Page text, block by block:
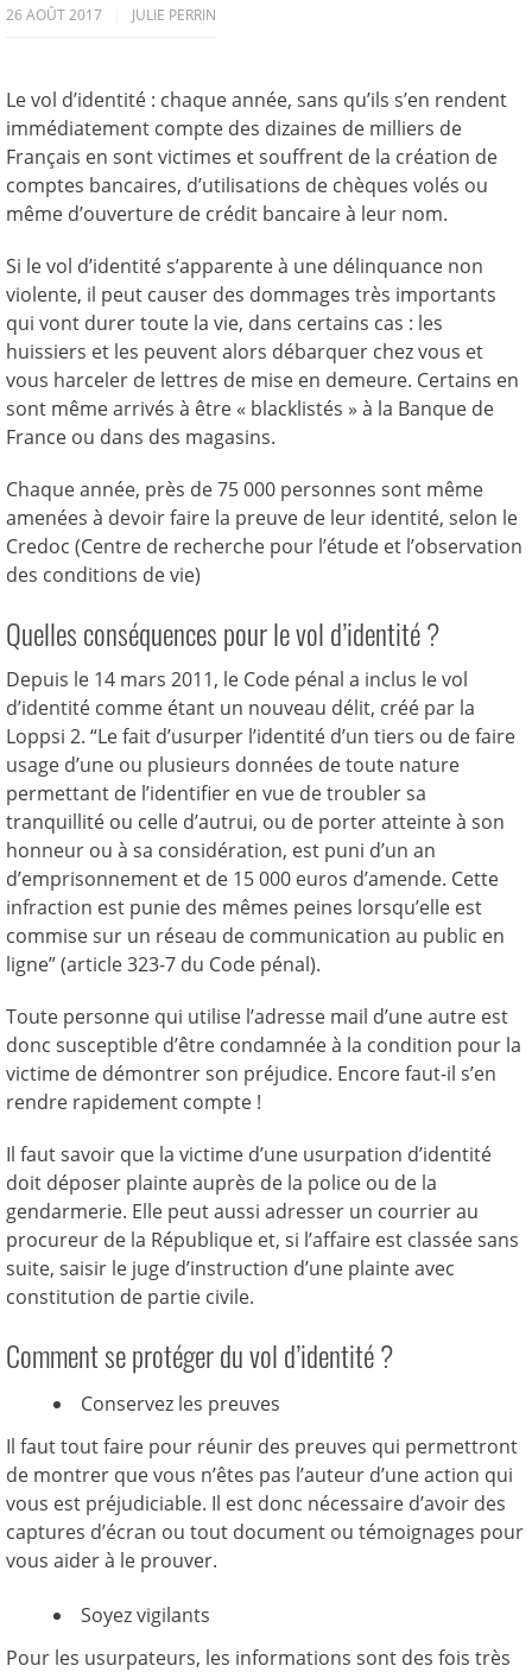
26 AOÛT 2017 JULIE PERRIN
Le vol d’identité : chaque année, sans qu’ils s’en rendent
immédiatement compte des dizaines de milliers de
Français en sont victimes et souffrent de la création de
comptes bancaires, d’utilisations de chèques volés ou
même d’ouverture de crédit bancaire à leur nom.
Si le vol d’identité s’apparente à une délinquance non
violente, il peut causer des dommages très importants
qui vont durer toute la vie, dans certains cas : les
huissiers et les peuvent alors débarquer chez vous et
vous harceler de lettres de mise en demeure. Certains en
sont même arrivés à être « blacklistés » à la Banque de
France ou dans des magasins.
Chaque année, près de 75 000 personnes sont même
amenées à devoir faire la preuve de leur identité, selon le
Credoc (Centre de recherche pour l’étude et l’observation
des conditions de vie)
Quelles conséquences pour le vol d’identité ?
Depuis le 14 mars 2011, le Code pénal a inclus le vol
d’identité comme étant un nouveau délit, créé par la
Loppsi 2. “Le fait d’usurper l’identité d’un tiers ou de faire
usage d’une ou plusieurs données de toute nature
permettant de l’identifier en vue de troubler sa
tranquillité ou celle d’autrui, ou de porter atteinte à son
honneur ou à sa considération, est puni d’un an
d’emprisonnement et de 15 000 euros d’amende. Cette
infraction est punie des mêmes peines lorsqu’elle est
commise sur un réseau de communication au public en
ligne” (article 323-7 du Code pénal).
Toute personne qui utilise l’adresse mail d’une autre est
donc susceptible d’être condamnée à la condition pour la
victime de démontrer son préjudice. Encore faut-il s’en
rendre rapidement compte !
Il faut savoir que la victime d’une usurpation d’identité
doit déposer plainte auprès de la police ou de la
gendarmerie. Elle peut aussi adresser un courrier au
procureur de la République et, si l’affaire est classée sans
suite, saisir le juge d’instruction d’une plainte avec
constitution de partie civile.
Comment se protéger du vol d’identité ?
Conservez les preuves
Il faut tout faire pour réunir des preuves qui permettront
de montrer que vous n’êtes pas l’auteur d’une action qui
vous est préjudiciable. Il est donc nécessaire d’avoir des
captures d’écran ou tout document ou témoignages pour
vous aider à le prouver.
Soyez vigilants
Pour les usurpateurs, les informations sont des fois très